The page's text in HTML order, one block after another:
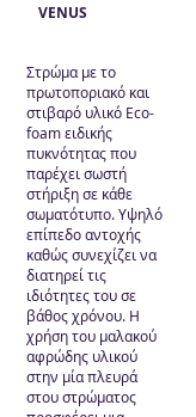
VENUS
Στρώμα με το
πρωτοποριακό και
στιβαρό υλικό Eco-
foam ειδικής
πυκνότητας που
παρέχει σωστή
στήριξη σε κάθε
σωματότυπο. Υψηλό
επίπεδο αντοχής
καθώς συνεχίζει να
διατηρεί τις
ιδιότητες του σε
βάθος χρόνου. Η
χρήση του μαλακού
αφρώδης υλικού
στην μία πλευρά
στου στρώματος